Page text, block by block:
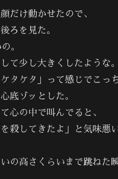
だけ動かせたので、
ろを見た。
。
て少し大きくしたような。
タケタ」って感じでこっ
底ゾッとした。
心の中で叫んでると、
殺してきたよ」と気味悪
の高さくらいまで跳ねた